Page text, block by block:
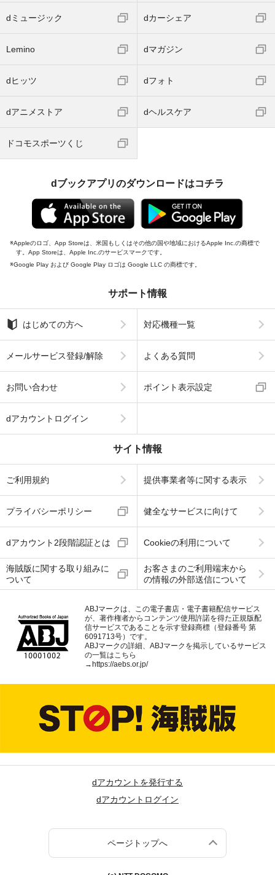
dミュージック dカーシェア
Lemino dマガジン
dヒッツ dフォト
dアニメストア dヘルスケア
ドコモスポーツくじ
dブックアプリのダウンロードはコチラ
Appleのロゴ、App Storeは、米国もしくはその他の国や地域におけるApple Inc.の商標で
す。App Storeは、Apple Inc.のサービスマークです。
Google Play および Google Play ロゴは Google LLC の商標です。
サポート情報
はじめての方へ 対応機種一覧
メールサービス登録/解除 よくある質問
お問い合わせ ポイント表示設定
dアカウントログイン
サイト情報
ご利用規約 提供事業者等に関する表示
プライバシーポリシー 健全なサービスに向けて
dアカウント2段階認証とは Cookieの利用について
海賊版に関する取り組みに
ついて
お客さまのご利用端末から
の情報の外部送信について
ABJマークは、この電子書店・電子書籍配信サービス
が、著作権者からコンテンツ使用許諾を得た正規版配
信サービスであることを示す登録商標（登録番号 第
6091713号）です。
ABJマークの詳細、ABJマークを掲示しているサービス
の一覧はこちら
→https://aebs.or.jp/
dアカウントを発行する
dアカウントログイン
ページトップへ